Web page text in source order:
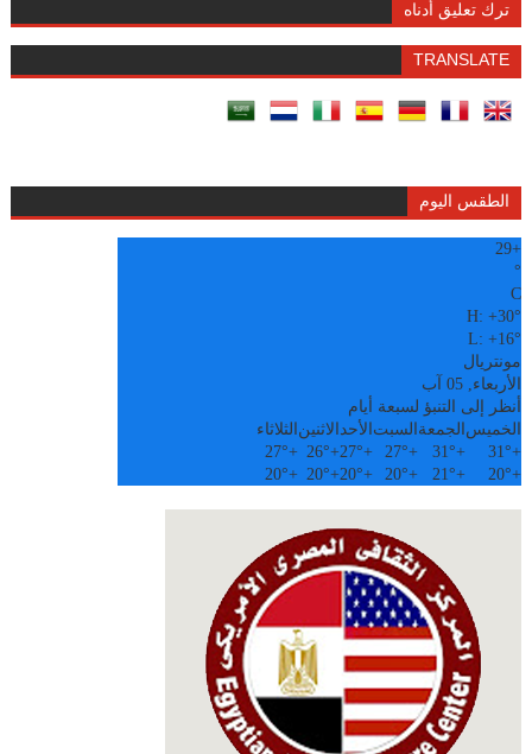
ترك تعليق أدناه
TRANSLATE
الطقس اليوم
+
29
°
C
H:+30°
L:+16°
مونتريال
الأربعاء, 05 آب
أنظر إلى التنبؤ لسبعة أيام
الخميس الجمعة السبت الأحدالاثنين الثلاثاء
+
31°
+
31°
+
27°
+
27°
+
26°
+
27°
+
20°
+
21°
+
20°
+
20°
+
20°
+
20°